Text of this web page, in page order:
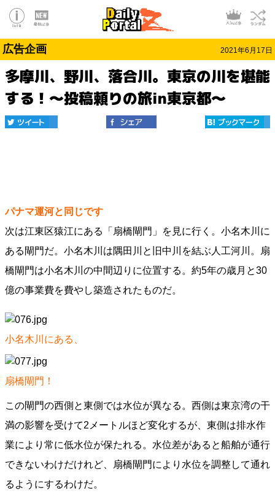
広告企画 2021年6月17日
多摩川、野川、落合川。東京の川を堪能
する！～投稿頼りの旅in東京都～
パナマ運河と同じです
次は江東区猿江にある「扇橋閘門」を見に行く。小名木川に
ある閘門だ。小名木川は隅田川と旧中川を結ぶ人工河川。扇
橋閘門は小名木川の中間辺りに位置する。約5年の歳月と30
億の事業費を費やし築造されたものだ。
小名木川にある、
扇橋閘門！
この閘門の西側と東側では水位が異なる。西側は東京湾の干
満の影響を受けて2メートルほど変化するが、東側は排水作
業により常に低水位が保たれる。水位差があると船舶が通行
できないわけだけれど、扇橋閘門により水位を調整して通れ
るようにするわけだ。